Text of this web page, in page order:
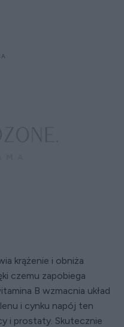
krążenie i obniża
czemu zapobiega
B wzmacnia układ
i cynku napój ten
i prostaty. Skutecznie